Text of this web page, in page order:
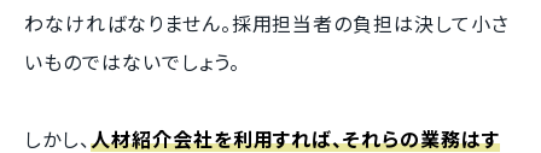
わなければなりません。採用担当者の負担は決して小さ
いものではないでしょう。
しかし、人材紹介会社を利用すれば、それらの業務はす